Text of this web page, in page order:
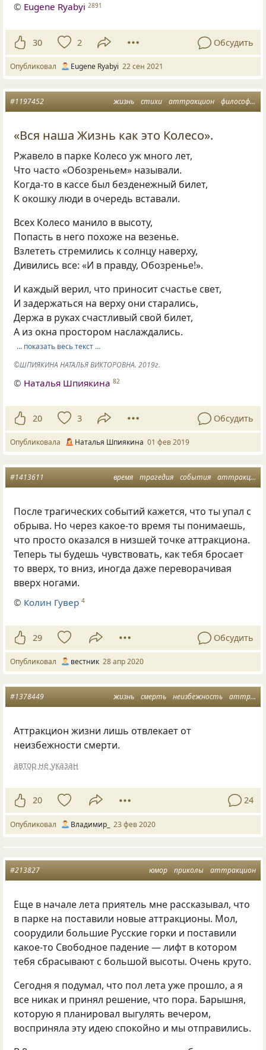
© Eugene Ryabyi 2891
30 2 Обсудить
Опубликовал Eugene Ryabyi 22 сен 2021
жизнь стихи аттракцион философская лирика
#1197452
«Вся наша Жизнь как это Колесо».
Ржавело в парке Колесо уж много лет,
Что часто «Обозреньем» называли.
Когда-то в кассе был безденежный билет,
К окошку люди в очередь вставали.
Всех Колесо манило в высоту,
Попасть в него похоже на везенье.
Взлететь стремились к солнцу наверху,
Дивились все: «И в правду, Обозренье!».
И каждый верил, что приносит счастье свет,
И задержаться на верху они старались,
Держа в руках счастливый свой билет,
А из окна простором наслаждались.
… показать весь текст …
©ШПИЯКИНА НАТАЛЬЯ ВИКТОРОВНА. 2019г.
© Наталья Шпиякина 82
20 3 Обсудить
Опубликовала Наталья Шпиякина 01 фев 2019
время трагедия события аттракцион
#1413611
После трагических событий кажется, что ты упал с
обрыва. Но через какое-то время ты понимаешь,
что просто оказался в низшей точке аттракциона.
Теперь ты будешь чувствовать, как тебя бросает
то вверх, то вниз, иногда даже переворачивая
вверх ногами.
© Колин Гувер 4
29 Обсудить
Опубликовал вестник 28 апр 2020
жизнь смерть неизбежность аттракцион
#1378449
Аттракцион жизни лишь отвлекает от
неизбежности смерти.
автор не указан
20 24
Опубликовал Владимир_ 23 фев 2020
юмор приколы аттракцион
#213827
Еще в начале лета приятель мне рассказывал, что
в парке на поставили новые аттракционы. Мол,
соорудили большие Русские горки и поставили
какое-то Свободное падение — лифт в котором
тебя сбрасывают с большой высоты. Очень круто.
Сегодня я подумал, что пол лета уже прошло, а я
все никак и принял решение, что пора. Барышня,
которую я планировал выгулять вечером,
восприняла эту идею спокойно и мы отправились.